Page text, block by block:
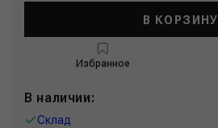
В КОРЗИНУ
Избранное
В наличии:
Склад